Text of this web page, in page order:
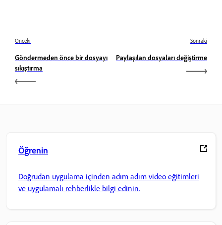
Önceki
Göndermeden önce bir dosyayı
sıkıştırma
Sonraki
Paylaşılan dosyaları değiştirme
Öğrenin
Doğrudan uygulama içinden adım adım video eğitimleri
ve uygulamalı rehberlikle bilgi edinin.